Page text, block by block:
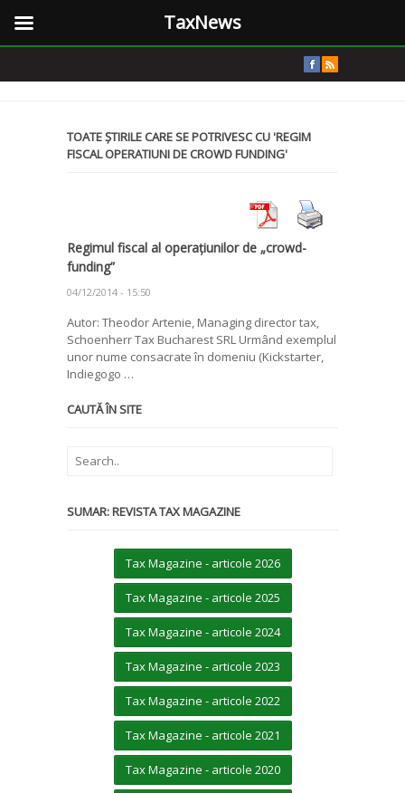
TOATE ȘTIRILE CARE SE POTRIVESC CU 'REGIM
FISCAL OPERATIUNI DE CROWD FUNDING'
Regimul fiscal al operațiunilor de „crowd-
funding”
04/12/2014 - 15:50
Autor: Theodor Artenie, Managing director tax,
Schoenherr Tax Bucharest SRL Urmând exemplul
unor nume consacrate în domeniu (Kickstarter,
Indiegogo …
CAUTĂ ÎN SITE
SUMAR: REVISTA TAX MAGAZINE
Tax Magazine - articole 2026
Tax Magazine - articole 2025
Tax Magazine - articole 2024
Tax Magazine - articole 2023
Tax Magazine - articole 2022
Tax Magazine - articole 2021
Tax Magazine - articole 2020
TaxNews